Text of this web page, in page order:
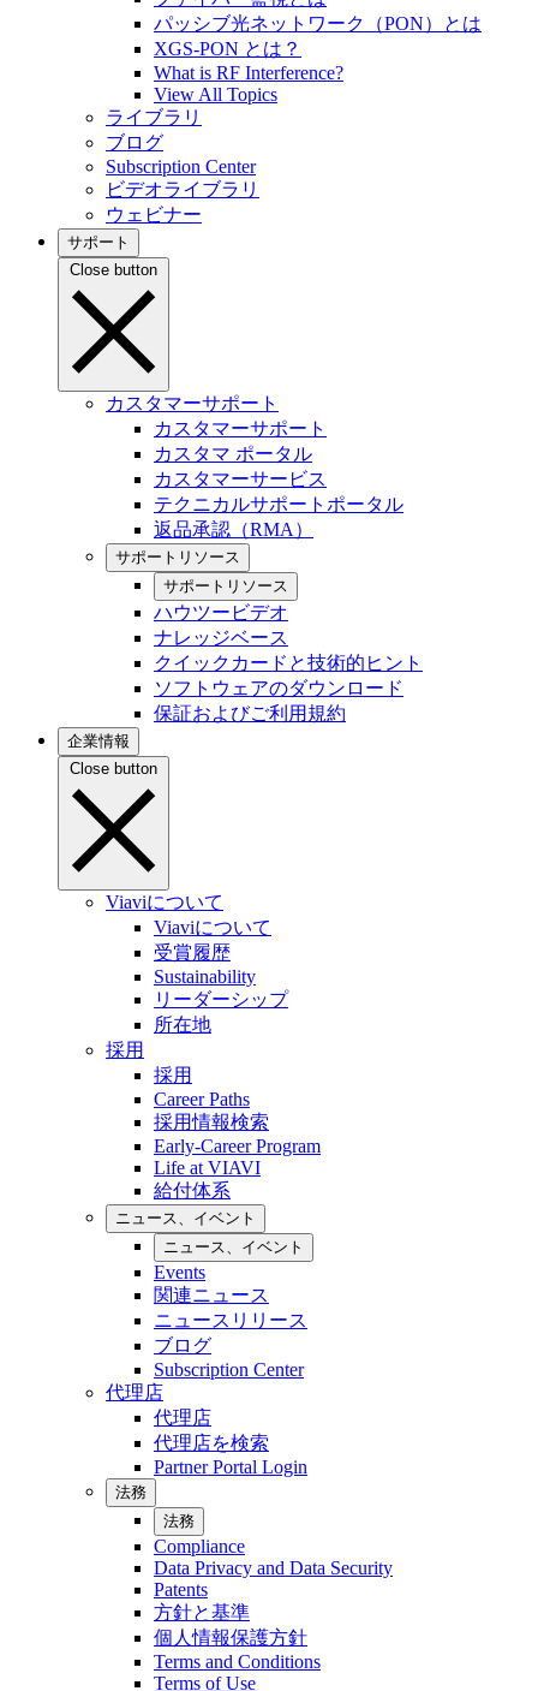
パッシブ光ネットワーク（PON）とは
XGS-PON とは？
What is RF Interference?
View All Topics
ライブラリ
ブログ
Subscription Center
ビデオライブラリ
ウェビナー
サポート
Close button
カスタマーサポート
カスタマーサポート
カスタマ ポータル
カスタマーサービス
テクニカルサポートポータル
返品承認（RMA）
サポートリソース
サポートリソース
ハウツービデオ
ナレッジベース
クイックカードと技術的ヒント
ソフトウェアのダウンロード
保証およびご利用規約
企業情報
Close button
Viaviについて
Viaviについて
受賞履歴
Sustainability
リーダーシップ
所在地
採用
採用
Career Paths
採用情報検索
Early-Career Program
Life at VIAVI
給付体系
ニュース、イベント
ニュース、イベント
Events
関連ニュース
ニュースリリース
ブログ
Subscription Center
代理店
代理店
代理店を検索
Partner Portal Login
法務
法務
Compliance
Data Privacy and Data Security
Patents
方針と基準
個人情報保護方針
Terms and Conditions
Terms of Use